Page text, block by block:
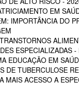
EM
IMPORTÂNCIA DO
ESPECIALIZADAS
EDUCAÇÃO EM
DE TUBERCULOSE
MAIS ACESSO A